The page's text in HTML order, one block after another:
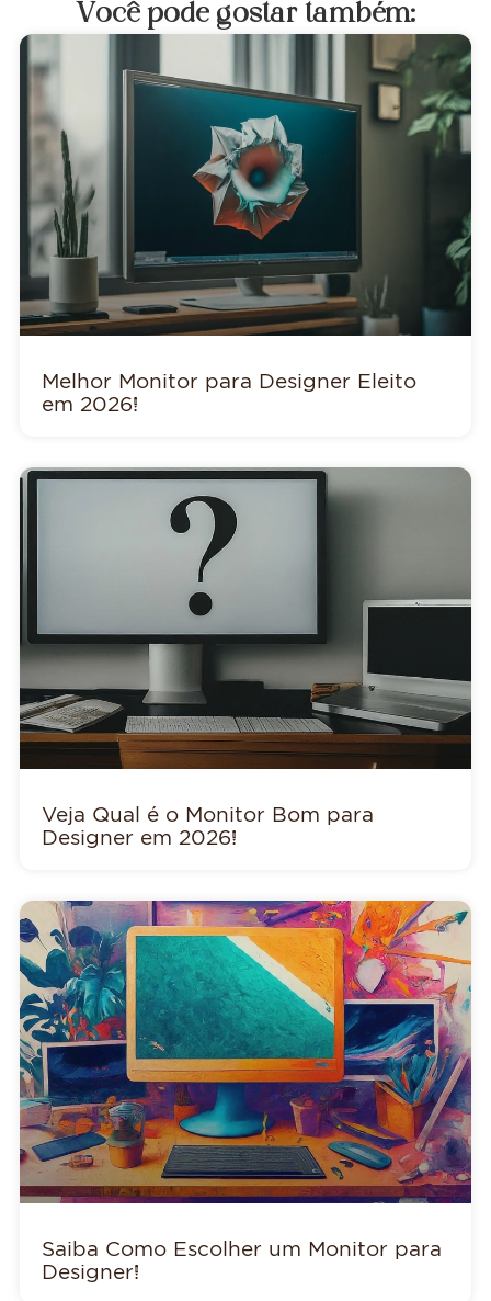
Você pode gostar também:
Melhor Monitor para Designer Eleito
em 2026!
Veja Qual é o Monitor Bom para
Designer em 2026!
Saiba Como Escolher um Monitor para
Designer!